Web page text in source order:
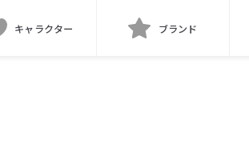
キャラクター ブランド